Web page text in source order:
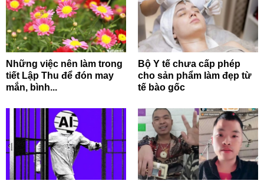
Những việc nên làm trong
tiết Lập Thu để đón may
mắn, bình...
Bộ Y tế chưa cấp phép
cho sản phẩm làm đẹp từ
tế bào gốc